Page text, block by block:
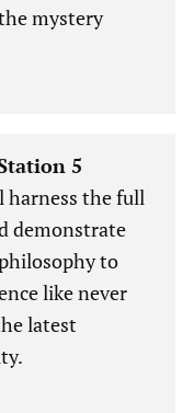
mystery
5
harness the full
demonstrate
to
like never
latest